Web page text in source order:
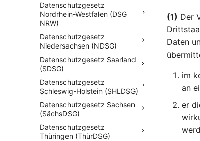
Datenschutzgesetz
Nordrhein-Westfalen (DSG
NRW)
Datenschutzgesetz
Niedersachsen (NDSG)
Datenschutzgesetz Saarland
(SDSG)
Datenschutzgesetz
Schleswig-Holstein (SHLDSG)
Datenschutzgesetz Sachsen
(SächsDSG)
Datenschutzgesetz
Thüringen (ThürDSG)
(1) Der
Daten
im
an
er